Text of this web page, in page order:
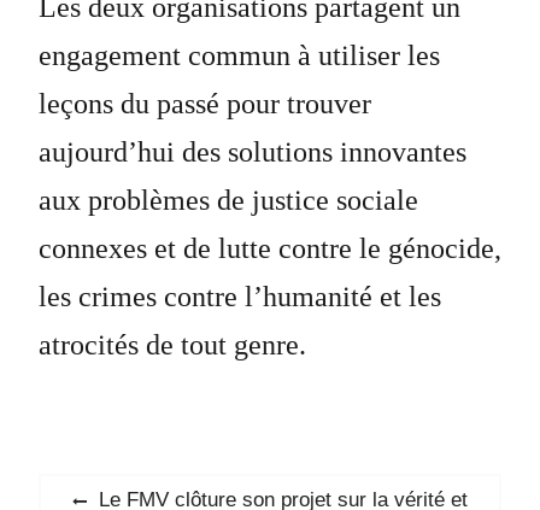
Les deux organisations partagent un
engagement commun à utiliser les
leçons du passé pour trouver
aujourd’hui des solutions innovantes
aux problèmes de justice sociale
connexes et de lutte contre le génocide,
les crimes contre l’humanité et les
atrocités de tout genre.
Navigation
Previous
Le FMV clôture son projet sur la vérité et